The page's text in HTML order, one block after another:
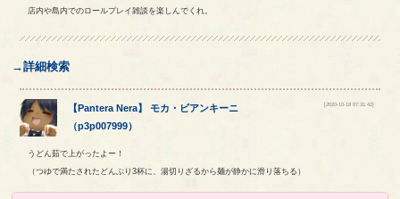
店内や島内でのロールプレイ雑談を楽しんでくれ。
→詳細検索
【Pantera Nera】モカ ・ ビアンキーニ
（p3p007999）
[2020-10-18 07:31:42]
うどん茹で上がったよー！
（つゆで満たされたどんぶり3杯に、湯切りざるから麺が静かに滑り落ちる）